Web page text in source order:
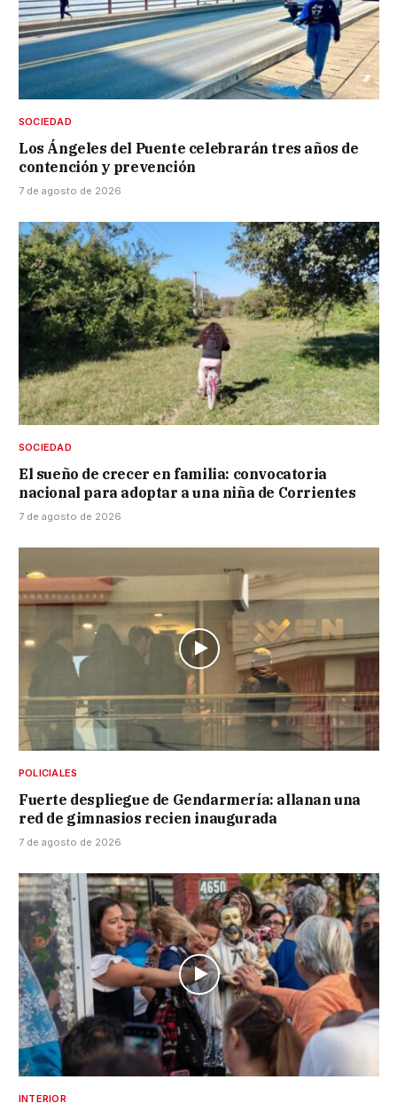
SOCIEDAD
Los Ángeles del Puente celebrarán tres años de
contención y prevención
7 de agosto de 2026
SOCIEDAD
El sueño de crecer en familia: convocatoria
nacional para adoptar a una niña de Corrientes
7 de agosto de 2026
POLICIALES
Fuerte despliegue de Gendarmería: allanan una
red de gimnasios recien inaugurada
7 de agosto de 2026
INTERIOR